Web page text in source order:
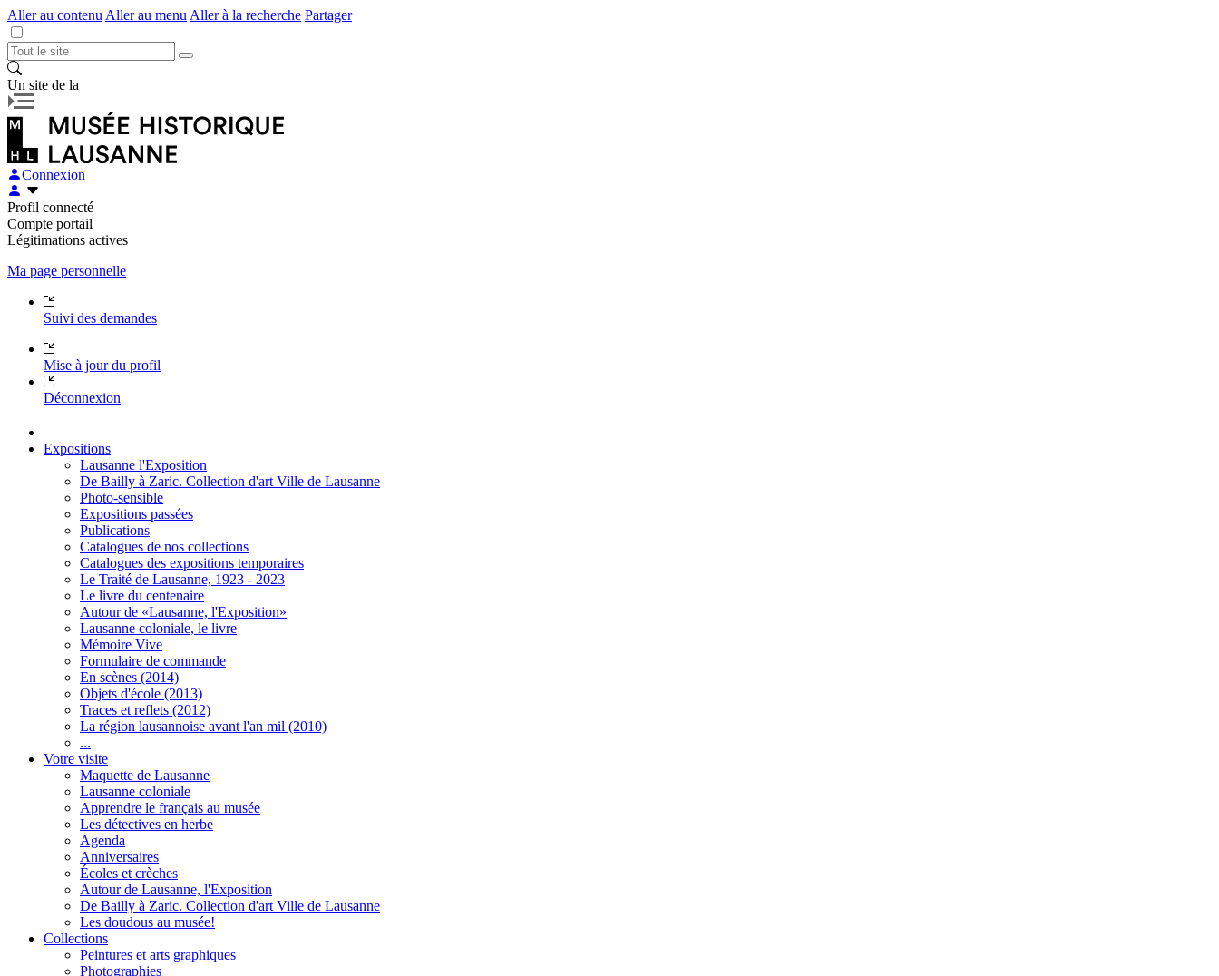
Aller au contenu Aller au menu Aller à la recherche Partager
Un site de la
Connexion
Profil connecté
Compte portail
Légitimations actives
Ma page personnelle
Suivi des demandes
Mise à jour du profil
Déconnexion
Expositions
Lausanne l'Exposition
De Bailly à Zaric. Collection d'art Ville de Lausanne
Photo-sensible
Expositions passées
Publications
Catalogues de nos collections
Catalogues des expositions temporaires
Le Traité de Lausanne, 1923 - 2023
Le livre du centenaire
Autour de «Lausanne, l'Exposition»
Lausanne coloniale, le livre
Mémoire Vive
Formulaire de commande
En scènes (2014)
Objets d'école (2013)
Traces et reflets (2012)
La région lausannoise avant l'an mil (2010)
...
Votre visite
Maquette de Lausanne
Lausanne coloniale
Apprendre le français au musée
Les détectives en herbe
Agenda
Anniversaires
Écoles et crèches
Autour de Lausanne, l'Exposition
De Bailly à Zaric. Collection d'art Ville de Lausanne
Les doudous au musée!
Collections
Peintures et arts graphiques
Photographies